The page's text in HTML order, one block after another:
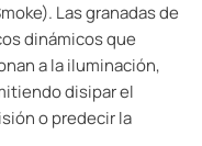
Las granadas de
dinámicos que
a la iluminación,
disipar el
o predecir la